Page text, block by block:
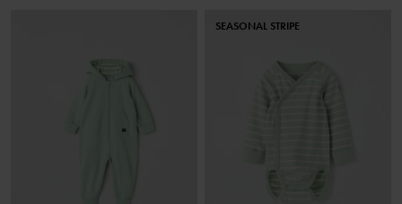
SEASONAL STRIPE